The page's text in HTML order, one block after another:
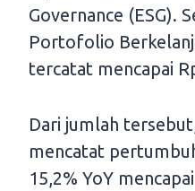
Governance (ESG).
Portofolio
tercatat mencapai
Dari jumlah
mencatat
15,2% YoY